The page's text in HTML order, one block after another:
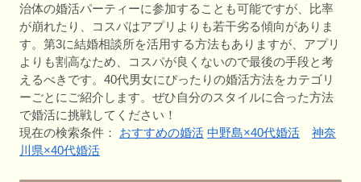
治体の婚活パーティーに参加することも可能ですが、比率
が崩れたり、コスパはアプリよりも若干劣る傾向がありま
す。第3に結婚相談所を活用する方法もありますが、アプリ
よりも割高なため、コスパが良くないので最後の手段と考
えるべきです。40代男女にぴったりの婚活方法をカテゴリ
ーごとにご紹介します。ぜひ自分のスタイルに合った方法
で婚活に挑戦してください！
現在の検索条件： おすすめの婚活 中野島×40代婚活
神奈
川県×40代婚活